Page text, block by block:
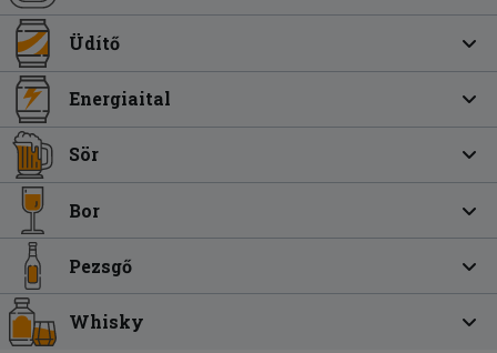
Üdítő
Energiaital
Sör
Bor
Pezsgő
Whisky